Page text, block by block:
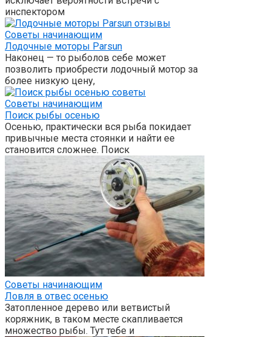
инспектором
Советы начинающим
Лодочные моторы Parsun
Наконец — то рыболов себе может
позволить приобрести лодочный мотор за
более низкую цену,
Советы начинающим
Поиск рыбы осенью
Осенью, практически вся рыба покидает
привычные места стоянки и найти ее
становится сложнее. Поиск
Советы начинающим
Ловля в отвес осенью
Затопленное дерево или ветвистый
коряжник, в таком месте скапливается
множество рыбы. Тут тебе и